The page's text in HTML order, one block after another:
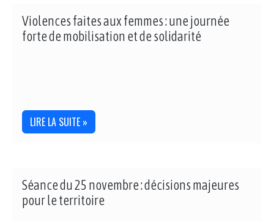
Violences faites aux femmes : une journée
forte de mobilisation et de solidarité
LIRE LA SUITE »
Séance du 25 novembre : décisions majeures
pour le territoire